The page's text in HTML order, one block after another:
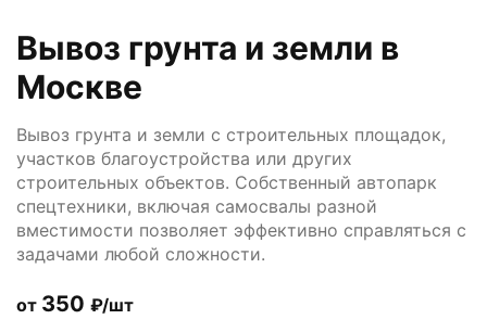
Вывоз грунта и земли в
Москве
Вывоз грунта и земли с строительных площадок,
участков благоустройства или других
строительных объектов. Собственный автопарк
спецтехники, включая самосвалы разной
вместимости позволяет эффективно справляться с
задачами любой сложности.
от 350 ₽/шт